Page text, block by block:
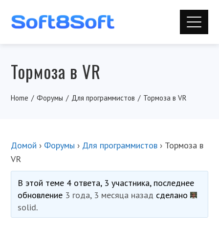
Тормоза в VR
Home Форумы Для программистов Тормоза в VR
Домой › Форумы › Для программистов › Тормоза в
VR
В этой теме 4 ответа, 3 участника, последнее
обновление 3 года, 3 месяца назад сделано
solid.